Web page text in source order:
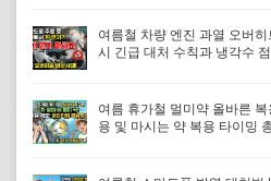
여름철 차량 엔진 과열 오버
시 긴급 대처 수칙과 냉각수
여름 휴가철 멀미약 올바른
용 및 마시는 약 복용 타이밍